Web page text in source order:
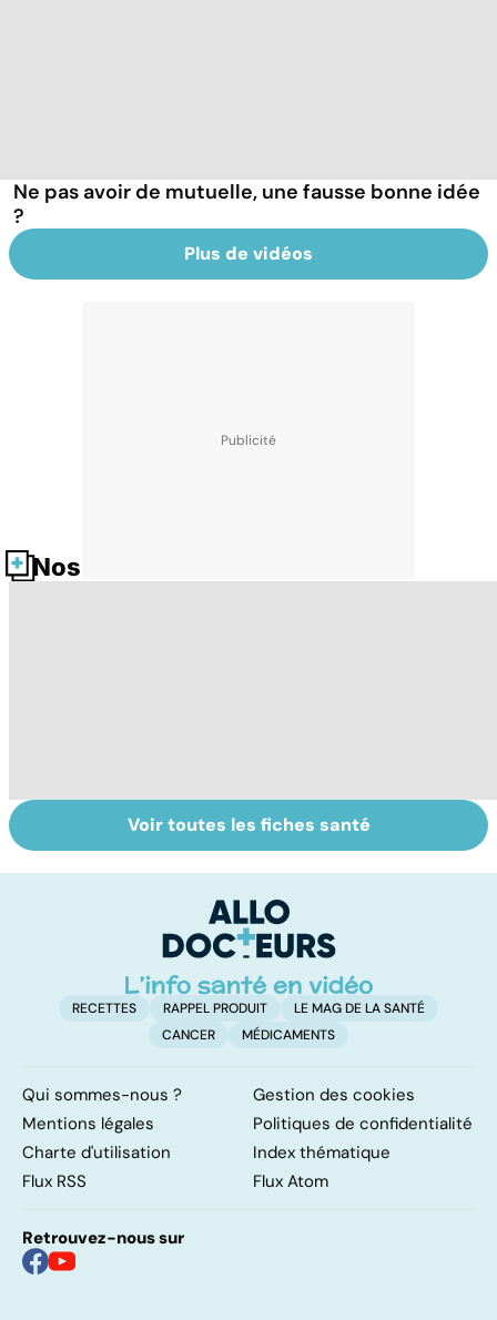
Ne pas avoir de mutuelle, une fausse bonne idée
?
Plus de vidéos
Nos fiches santé
Tout savoir sur
les infections
Inflammation des
amygdales : que
d'angine ?
Voir toutes les fiches santé
RECETTES RAPPEL PRODUIT
LE MAG DE LA SANTÉ
CANCER
MÉDICAMENTS
Qui sommes-nous ?
Gestion des cookies
Mentions légales
Politiques de confidentialité
Charte d'utilisation
Index thématique
Flux RSS
Flux Atom
Retrouvez-nous sur